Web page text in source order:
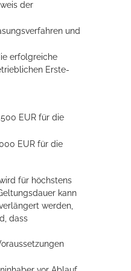
der
und
erfolgreiche
Erste-
EUR für die
EUR für die
für höchstens
kann
werden,
dass